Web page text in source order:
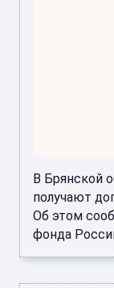
В Брянской
получают
Об этом
фонда